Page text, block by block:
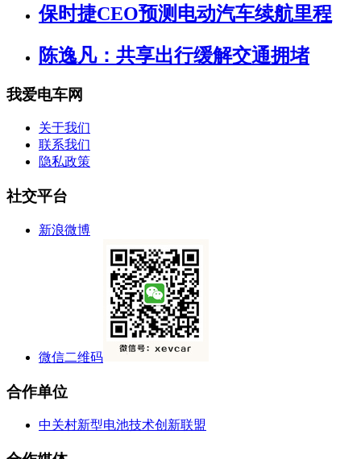
保时捷CEO预测电动汽车续航里程
陈逸凡：共享出行缓解交通拥堵
我爱电车网
关于我们
联系我们
隐私政策
社交平台
新浪微博
微信二维码
合作单位
中关村新型电池技术创新联盟